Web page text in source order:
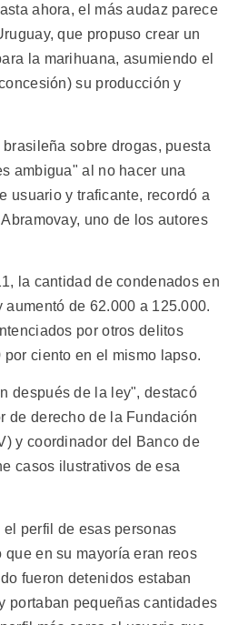
ahora, el más audaz parece
que propuso crear un
la marihuana, asumiendo el
su producción y
sobre drogas, puesta
ambigua" al no hacer una
usuario y traficante, recordó a
uno de los autores
la cantidad de condenados en
aumentó de 62.000 a 125.000.
por otros delitos
ciento en el mismo lapso.
después de la ley", destacó
de derecho de la Fundación
y coordinador del Banco de
casos ilustrativos de esa
perfil de esas personas
en su mayoría eran reos
fueron detenidos estaban
portaban pequeñas cantidades